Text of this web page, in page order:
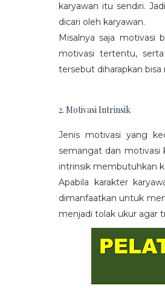
karyawan itu sendiri.
dicari oleh karyawan.
Misalnya saja motivasi
motivasi tertentu,
tersebut diharapkan
2. Motivasi Intrinsik
Jenis motivasi yang
semangat dan motivasi
intrinsik membutuhkan
Apabila karakter
dimanfaatkan untuk
menjadi tolak ukur agar